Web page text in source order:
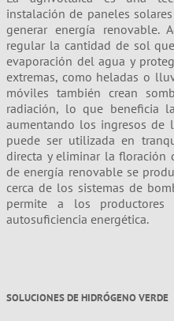
instalación de paneles
generar energía renovable.
regular la cantidad de sol
evaporación del agua y
extremas, como heladas o
móviles también crean
radiación, lo que beneficia
aumentando los ingresos de
puede ser utilizada en
directa y eliminar la floración
de energía renovable se
cerca de los sistemas de
permite a los
autosuficiencia energética.
SOLUCIONES DE HIDRÓGENO VERDE